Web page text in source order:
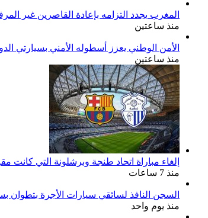
المغرب يجدد التزامه بإعادة القاصرين غير
منذ ساعتين
الأمن الوطني يعزز أسطوله الأمني بسيارتي
منذ ساعتين
إلغاء مباراة اتحاد طنجة وبرشلونة التي
منذ 7 ساعات
السجن النافذ لسائقي سيارات الأجرة بتطوان
منذ يوم واحد